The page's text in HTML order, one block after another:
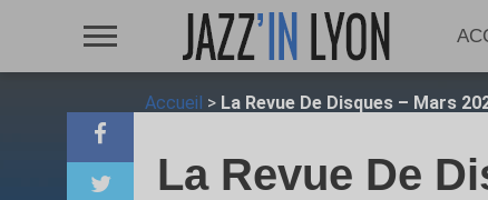
Accueil > La Revue De Disques – Mars
La Revue De